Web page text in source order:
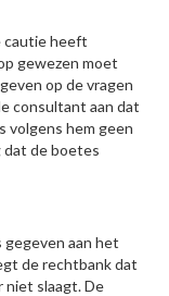
cautie heeft
gewezen moet
op de vragen
consultant aan dat
volgens hem geen
dat de boetes
aan het
de rechtbank dat
niet slaagt. De